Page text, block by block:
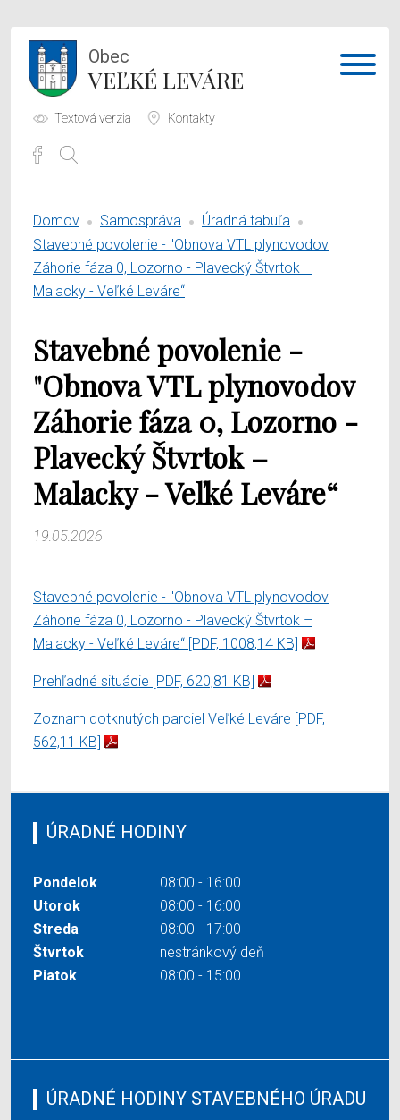
Obec
VEĽKÉ LEVÁRE
Textová verzia Kontakty
Samospráva
Obecný úrad
Domov Samospráva
Úradná tabuľa
Stavebné povolenie - "Obnova VTL plynovodov
Záhorie fáza 0, Lozorno - Plavecký Štvrtok –
Malacky - Veľké Leváre“
Stavebné povolenie -
"Obnova VTL plynovodov
Záhorie fáza 0, Lozorno -
Plavecký Štvrtok –
Malacky - Veľké Leváre“
19.05.2026
Stavebné povolenie - "Obnova VTL plynovodov
Záhorie fáza 0, Lozorno - Plavecký Štvrtok –
Malacky - Veľké Leváre“ [PDF, 1008,14 KB]
Prehľadné situácie [PDF, 620,81 KB]
Zoznam dotknutých parciel Veľké Leváre [PDF,
562,11 KB]
ÚRADNÉ HODINY
Pondelok
08:00 - 16:00
Utorok
08:00 - 16:00
Streda
08:00 - 17:00
Štvrtok
nestránkový deň
Piatok
08:00 - 15:00
ÚRADNÉ HODINY STAVEBNÉHO ÚRADU